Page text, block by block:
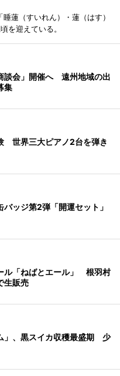
蓮（すいれん）・蓮（はす）
を迎えている。
談会」開催へ 遠州地域の出
集
世界三大ピアノ2台を弾き
ッジ第2弾「開運セット」
ル「ねばとエール」 根羽村
生販売
」、黒スイカ収穫最盛期 少